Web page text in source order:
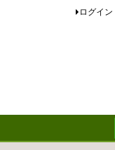
ログイン